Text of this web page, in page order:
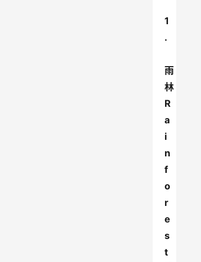
1
.
雨
林
R
a
i
n
f
o
r
e
s
t